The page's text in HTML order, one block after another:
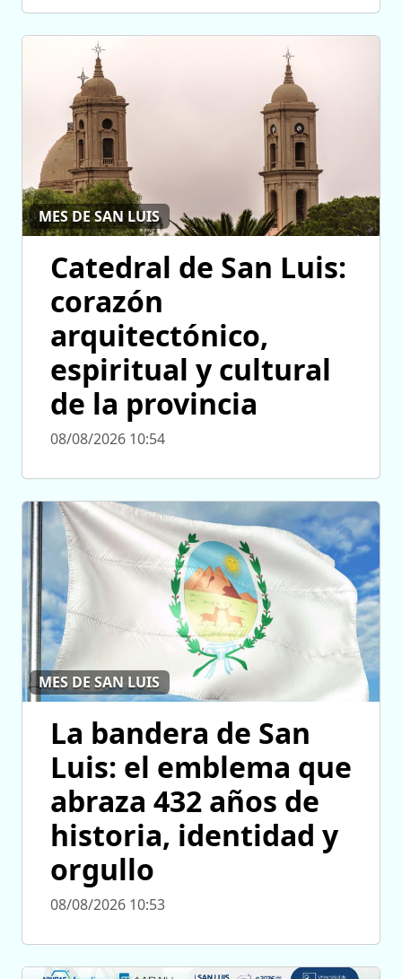
MES DE SAN LUIS
Catedral de San Luis:
corazón
arquitectónico,
espiritual y cultural
de la provincia
08/08/2026 10:54
MES DE SAN LUIS
La bandera de San
Luis: el emblema que
abraza 432 años de
historia, identidad y
orgullo
08/08/2026 10:53